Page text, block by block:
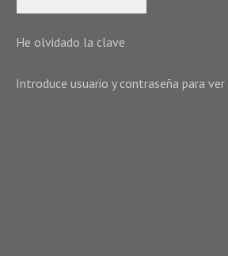
He olvidado la clave
Introduce usuario y contraseña para